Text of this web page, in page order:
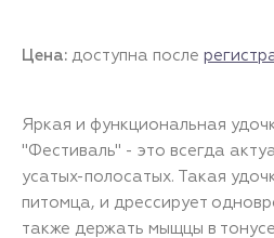
Цена: доступна после
Яркая и функциональная
"Фестиваль" - это всегда
усатых-полосатых. Такая
питомца, и дрессирует
также держать мыщцы в